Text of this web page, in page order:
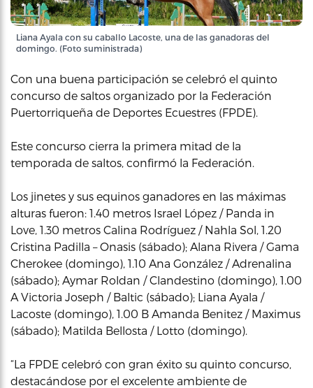
Liana Ayala con su caballo Lacoste, una de las ganadoras del
domingo. (Foto suministrada)
Con una buena participación se celebró el quinto
concurso de saltos organizado por la Federación
Puertorriqueña de Deportes Ecuestres (FPDE).
Este concurso cierra la primera mitad de la
temporada de saltos, confirmó la Federación.
Los jinetes y sus equinos ganadores en las máximas
alturas fueron: 1.40 metros Israel López / Panda in
Love, 1.30 metros Calina Rodríguez / Nahla Sol, 1.20
Cristina Padilla – Onasis (sábado); Alana Rivera / Gama
Cherokee (domingo), 1.10 Ana González / Adrenalina
(sábado); Aymar Roldan / Clandestino (domingo), 1.00
A Victoria Joseph / Baltic (sábado); Liana Ayala /
Lacoste (domingo), 1.00 B Amanda Benitez / Maximus
(sábado); Matilda Bellosta / Lotto (domingo).
“La FPDE celebró con gran éxito su quinto concurso,
destacándose por el excelente ambiente de